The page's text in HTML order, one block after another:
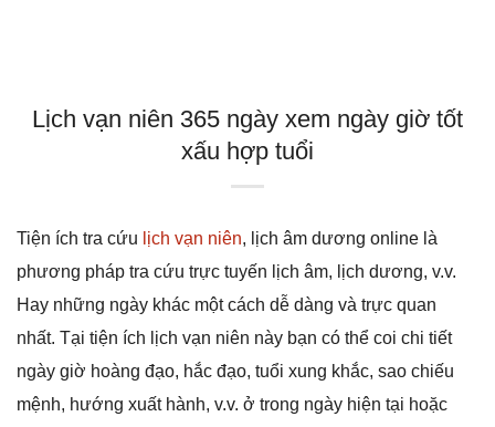
Lịch vạn niên 365 ngày xem ngày giờ tốt
xấu hợp tuổi
Tiện ích tra cứu lịch vạn niên, lịch âm dương online là
phương pháp tra cứu trực tuyến lịch âm, lịch dương, v.v.
Hay những ngày khác một cách dễ dàng và trực quan
nhất. Tại tiện ích lịch vạn niên này bạn có thể coi chi tiết
ngày giờ hoàng đạo, hắc đạo, tuổi xung khắc, sao chiếu
mệnh, hướng xuất hành, v.v. ở trong ngày hiện tại hoặc